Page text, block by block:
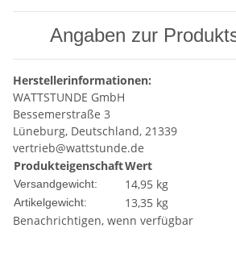
Angaben zur
Herstellerinformationen:
WATTSTUNDE GmbH
Bessemerstraße 3
Lüneburg, Deutschland, 21339
vertrieb@wattstunde.de
ProdukteigenschaftWert
Versandgewicht: 14,95 kg
Artikelgewicht: 13,35 kg
Benachrichtigen, wenn verfügbar